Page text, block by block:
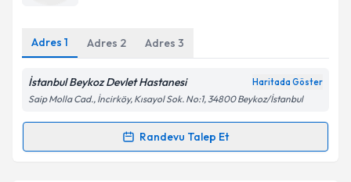
Kişisel verilerimin işlenmesine ilişkinAydınlatma
kapsamda işlenmesini kabul ediyorum.
Adres 1 Adres 2 Adres 3
İstanbul Beykoz Devlet Hastanesi Haritada Göster
Saip Molla Cad., İncirköy, Kısayol Sok. No:1, 34800 Beykoz/İstanbul
Randevu Talep Et
Randevu Takvimi Talebi